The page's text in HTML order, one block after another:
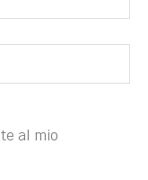
al mio